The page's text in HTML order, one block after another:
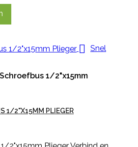
 Snel
1/2"x15mm
1/2"X15MM PLIEGER